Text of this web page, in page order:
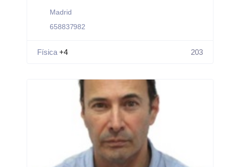
Madrid
658837982
Física +4 203